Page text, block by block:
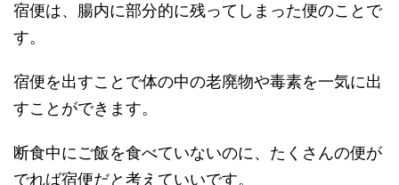
宿便は、腸内に部分的に残ってしまった便のことで
す。
宿便を出すことで体の中の老廃物や毒素を一気に出
すことができます。
断食中にご飯を食べていないのに、たくさんの便が
でれば宿便だと考えていいです。